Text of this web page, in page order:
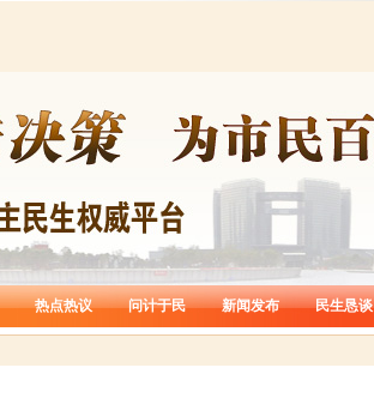
热点热议 问计于民 新闻发布 民生恳谈